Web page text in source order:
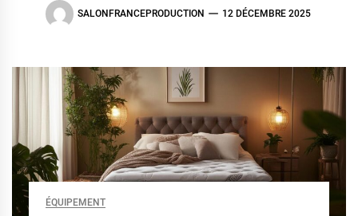
SALONFRANCEPRODUCTION 12 DÉCEMBRE 2025
ÉQUIPEMENT